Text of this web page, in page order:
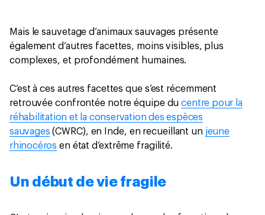
Mais le sauvetage d’animaux sauvages présente
également d’autres facettes, moins visibles, plus
complexes, et profondément humaines.
C’est à ces autres facettes que s’est récemment
retrouvée confrontée notre équipe ducentre pour la
réhabilitation et la conservation des espèces
sauvages (CWRC), en Inde, en recueillant un jeune
rhinocéros en état d’extrême fragilité.
Un début de vie fragile